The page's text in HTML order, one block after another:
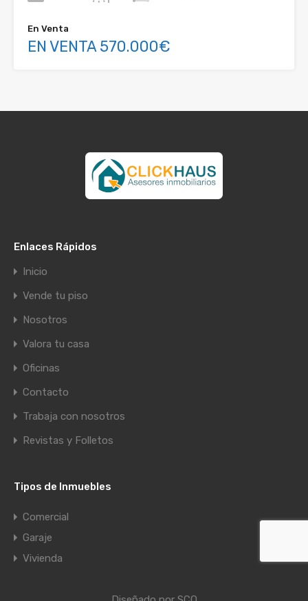
En Venta
EN VENTA 570.000€
Enlaces Rápidos
Inicio
Vende tu piso
Nosotros
Valora tu casa
Oficinas
Contacto
Trabaja con nosotros
Revistas y Folletos
Tipos de Inmuebles
Comercial
Garaje
Vivienda